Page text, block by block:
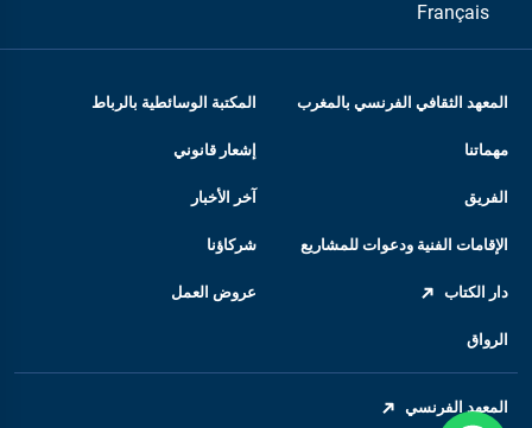
Français
المعهد الثقافي الفرنسي بالمغرب المكتبة الوسائطية بالرباط
مهماتنا إشعار قانوني
الفريق آخر الأخبار
الإقامات الفنية ودعوات للمشاريع شركاؤنا
دار الكتاب عروض العمل
الرواق
المعهد الفرنسي